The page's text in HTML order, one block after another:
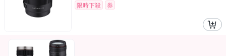
限時下殺
券